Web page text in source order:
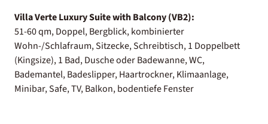
Villa Verte Luxury Suite with Balcony (VB2):
51-60 qm, Doppel, Bergblick, kombinierter
Wohn-/Schlafraum, Sitzecke, Schreibtisch, 1 Doppelbett
(Kingsize), 1 Bad, Dusche oder Badewanne, WC,
Bademantel, Badeslipper, Haartrockner, Klimaanlage,
Minibar, Safe, TV, Balkon, bodentiefe Fenster